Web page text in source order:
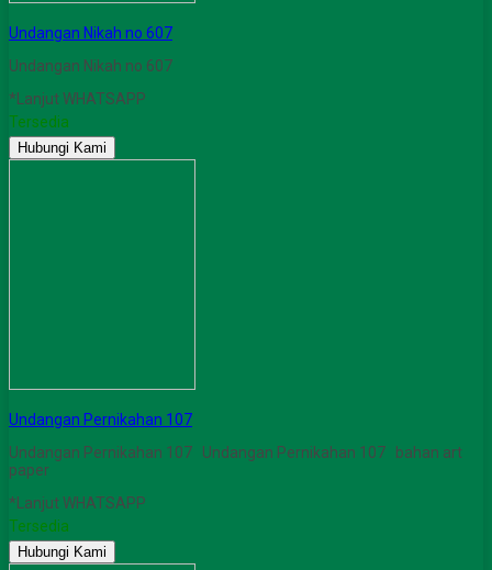
Undangan Nikah no 607
Undangan Nikah no 607
*Lanjut WHATSAPP
Tersedia
Hubungi Kami
Undangan Pernikahan 107
Undangan Pernikahan 107 Undangan Pernikahan 107 bahan art
paper
*Lanjut WHATSAPP
Tersedia
Hubungi Kami